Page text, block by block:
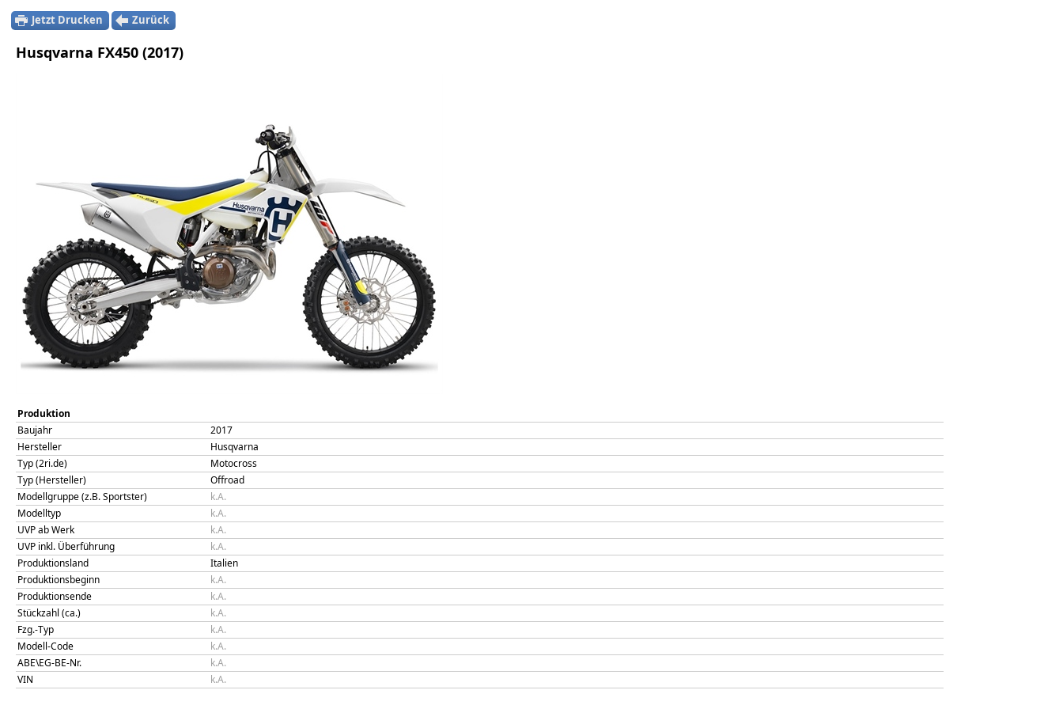
Jetzt Drucken Zurück
Husqvarna FX450 (2017)
Produktion
Baujahr
2017
Hersteller
Husqvarna
Typ (2ri.de)
Motocross
Typ (Hersteller)
Offroad
Modellgruppe (z.B. Sportster)
k.A.
Modelltyp
k.A.
UVP ab Werk
k.A.
UVP inkl. Überführung
k.A.
Produktionsland
Italien
Produktionsbeginn
k.A.
Produktionsende
k.A.
Stückzahl (ca.)
k.A.
Fzg.-Typ
k.A.
Modell-Code
k.A.
ABE\EG-BE-Nr.
k.A.
VIN
k.A.